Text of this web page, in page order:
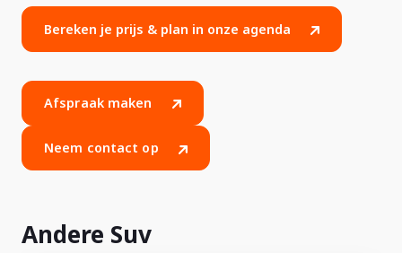
Bereken je prijs & plan in onze agenda
Afspraak maken
Neem contact op
Andere Suv